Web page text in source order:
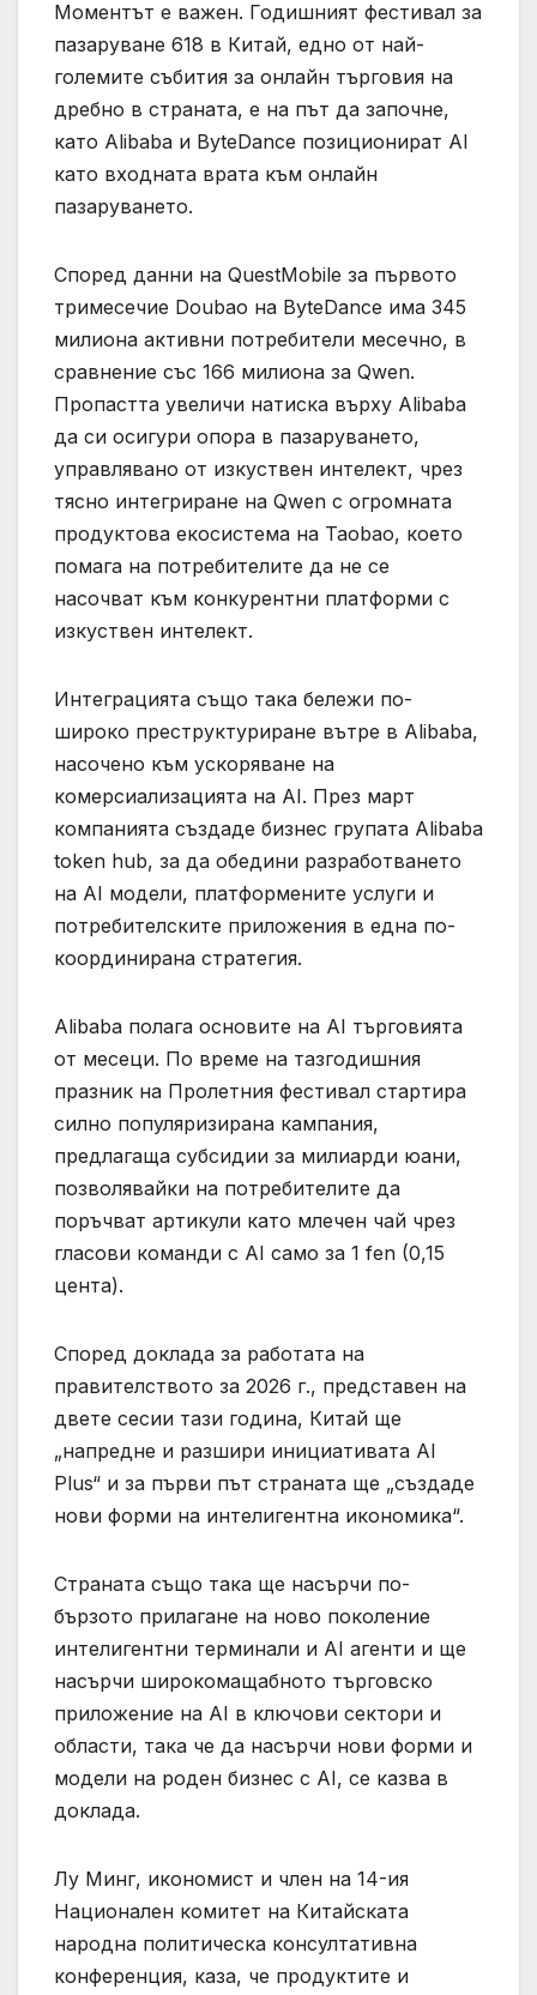
Моментът е важен. Годишният фестивал за
пазаруване 618 в Китай, едно от най-
големите събития за онлайн търговия на
дребно в страната, е на път да започне,
като Alibaba и ByteDance позиционират AI
като входната врата към онлайн
пазаруването.
Според данни на QuestMobile за първото
тримесечие Doubao на ByteDance има 345
милиона активни потребители месечно, в
сравнение със 166 милиона за Qwen.
Пропастта увеличи натиска върху Alibaba
да си осигури опора в пазаруването,
управлявано от изкуствен интелект, чрез
тясно интегриране на Qwen с огромната
продуктова екосистема на Taobao, което
помага на потребителите да не се
насочват към конкурентни платформи с
изкуствен интелект.
Интеграцията също така бележи по-
широко преструктуриране вътре в Alibaba,
насочено към ускоряване на
комерсиализацията на AI. През март
компанията създаде бизнес групата Alibaba
token hub, за да обедини разработването
на AI модели, платформените услуги и
потребителските приложения в една по-
координирана стратегия.
Alibaba полага основите на AI търговията
от месеци. По време на тазгодишния
празник на Пролетния фестивал стартира
силно популяризирана кампания,
предлагаща субсидии за милиарди юани,
позволявайки на потребителите да
поръчват артикули като млечен чай чрез
гласови команди с AI само за 1 fen (0,15
цента).
Според доклада за работата на
правителството за 2026 г., представен на
двете сесии тази година, Китай ще
„напредне и разшири инициативата AI
Plus“ и за първи път страната ще „създаде
нови форми на интелигентна икономика“.
Страната също така ще насърчи по-
бързото прилагане на ново поколение
интелигентни терминали и AI агенти и ще
насърчи широкомащабното търговско
приложение на AI в ключови сектори и
области, така че да насърчи нови форми и
модели на роден бизнес с AI, се казва в
доклада.
Лу Минг, икономист и член на 14-ия
Национален комитет на Китайската
народна политическа консултативна
конференция, каза, че продуктите и